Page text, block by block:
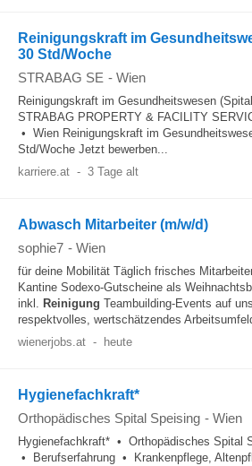
Reinigungskraft im
30 Std/Woche
STRABAG SE - Wien
Reinigungskraft im Gesundheitswesen
STRABAG PROPERTY & FACILITY
• Wien Reinigungskraft im
Std/Woche Jetzt bewerben...
karriere.at - 3 Tage alt
Abwasch Mitarbeiter (m/w/d)
sophie7 - Wien
für deine Mobilität Täglich frisches
Kantine Sodexo‑Gutscheine als
inkl. Reinigung Teambuilding-Events auf
respektvolles, wertschätzendes
wienerjobs.at - heute
Hygienefachkraft*
Orthopädisches Spital Speising - Wien
Hygienefachkraft* • Orthopädisches Spital
• Berufserfahrung • Krankenpflege,